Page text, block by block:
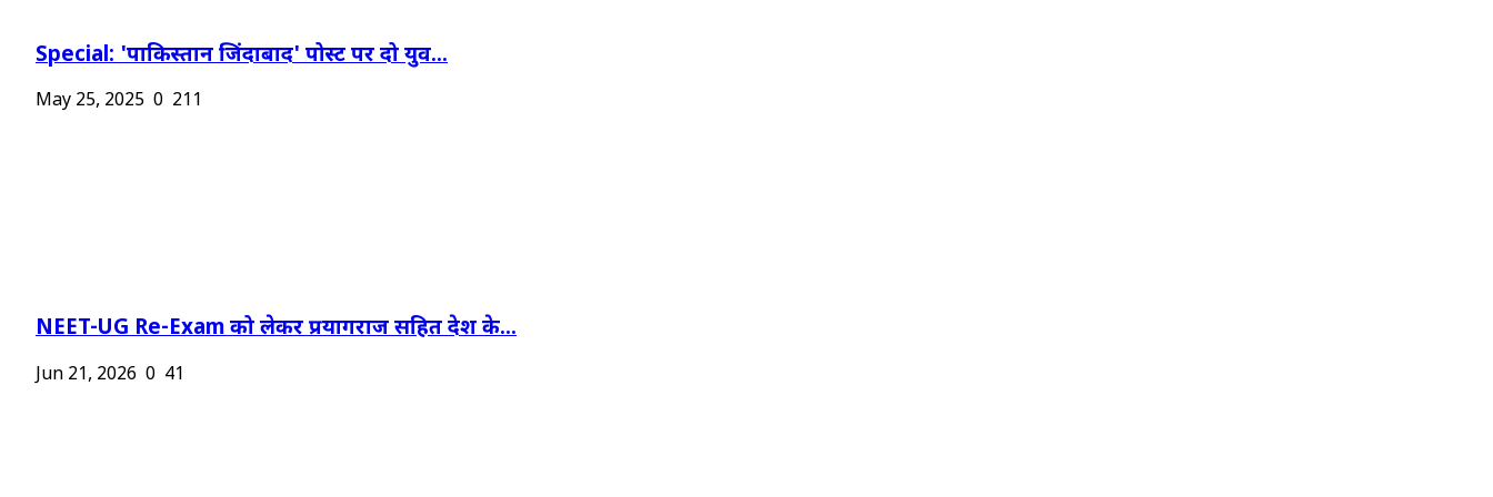
Special: 'पाकिस्तान जिंदाबाद' पोस्ट पर दो युव...
May 25, 2025 0 211
NEET-UG Re-Exam को लेकर प्रयागराज सहित देश के...
Jun 21, 2026 0 41